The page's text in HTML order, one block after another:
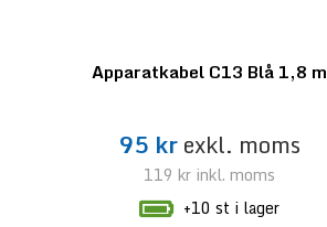
Apparatkabel C13 Blå 1,8 m
95 krexkl. moms
119 kr inkl. moms
+10 st i lager